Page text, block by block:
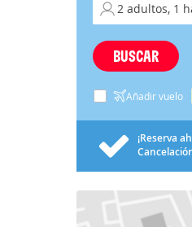
BUSCAR
Añadir vuelo
¡Reserva